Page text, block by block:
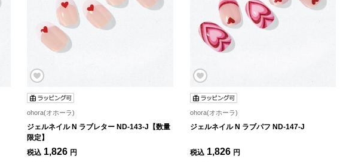
ohora(オホーラ)
ジェルネイル N ラブレター ND-143-J【数量
限定】
税込 1,826 円
ohora(オホーラ)
ジェルネイル N ラブパフ ND-147-J
税込 1,826 円